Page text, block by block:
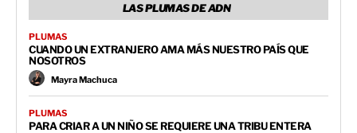
LAS PLUMAS DE ADN
PLUMAS
CUANDO UN EXTRANJERO AMA MÁS NUESTRO PAÍS QUE
NOSOTROS
Mayra Machuca
PLUMAS
PARA CRIAR A UN NIÑO SE REQUIERE UNA TRIBU ENTERA